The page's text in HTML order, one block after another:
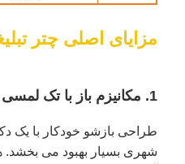
مزایای اصلی چتر
1. مکانیزم باز با تک لمسی نیمه اتوماتیک
طراحی بازشو خودکار با یک
شهری بسیار بهبود می بخشد.